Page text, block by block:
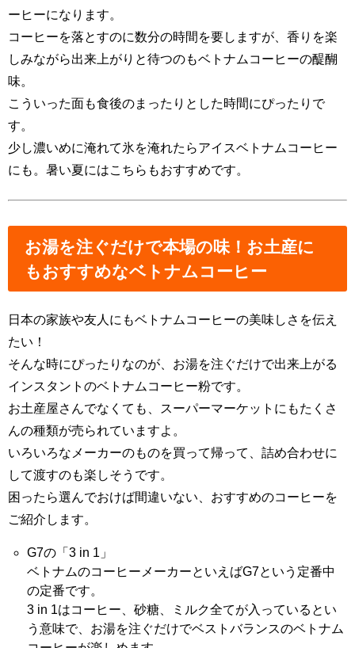
ーヒーになります。
コーヒーを落とすのに数分の時間を要しますが、香りを楽
しみながら出来上がりと待つのもベトナムコーヒーの醍醐
味。
こういった面も食後のまったりとした時間にぴったりで
す。
少し濃いめに淹れて氷を淹れたらアイスベトナムコーヒー
にも。暑い夏にはこちらもおすすめです。
お湯を注ぐだけで本場の味！お土産に
もおすすめなベトナムコーヒー
日本の家族や友人にもベトナムコーヒーの美味しさを伝え
たい！
そんな時にぴったりなのが、お湯を注ぐだけで出来上がる
インスタントのベトナムコーヒー粉です。
お土産屋さんでなくても、スーパーマーケットにもたくさ
んの種類が売られていますよ。
いろいろなメーカーのものを買って帰って、詰め合わせに
して渡すのも楽しそうです。
困ったら選んでおけば間違いない、おすすめのコーヒーを
ご紹介します。
G7の「3 in 1」
ベトナムのコーヒーメーカーといえばG7という定番中
の定番です。
3 in 1はコーヒー、砂糖、ミルク全てが入っているとい
う意味で、お湯を注ぐだけでベストバランスのベトナム